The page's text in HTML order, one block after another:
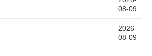
08-09
2026-
08-09